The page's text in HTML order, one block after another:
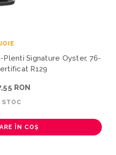
Signature Oyster, 76-
R129
RON
STOC
ÎN COȘ